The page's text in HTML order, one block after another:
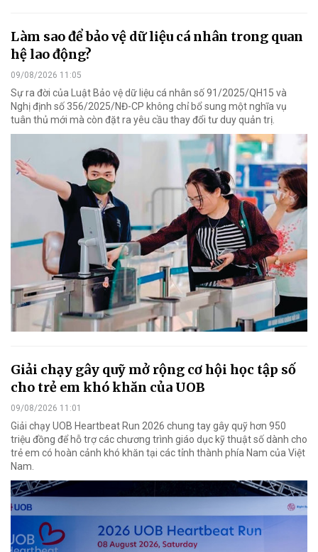
Làm sao để bảo vệ dữ liệu cá nhân trong quan
hệ lao động?
09/08/2026 11:05
Sự ra đời của Luật Bảo vệ dữ liệu cá nhân số 91/2025/QH15 và
Nghị định số 356/2025/NĐ-CP không chỉ bổ sung một nghĩa vụ
tuân thủ mới mà còn đặt ra yêu cầu thay đổi tư duy quản trị.
Giải chạy gây quỹ mở rộng cơ hội học tập số
cho trẻ em khó khăn của UOB
09/08/2026 11:01
Giải chạy UOB Heartbeat Run 2026 chung tay gây quỹ hơn 950
triệu đồng để hỗ trợ các chương trình giáo dục kỹ thuật số dành cho
trẻ em có hoàn cảnh khó khăn tại các tỉnh thành phía Nam của Việt
Nam.